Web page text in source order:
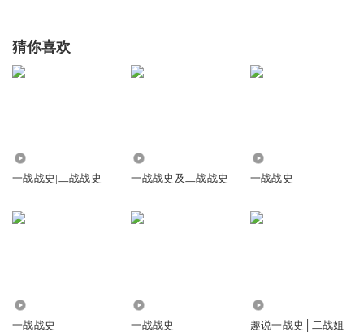
猜你喜欢
一战战史|二战战史 一战战史及二战战史 一战战史
一战战史 一战战史
趣说一战史│二战姐